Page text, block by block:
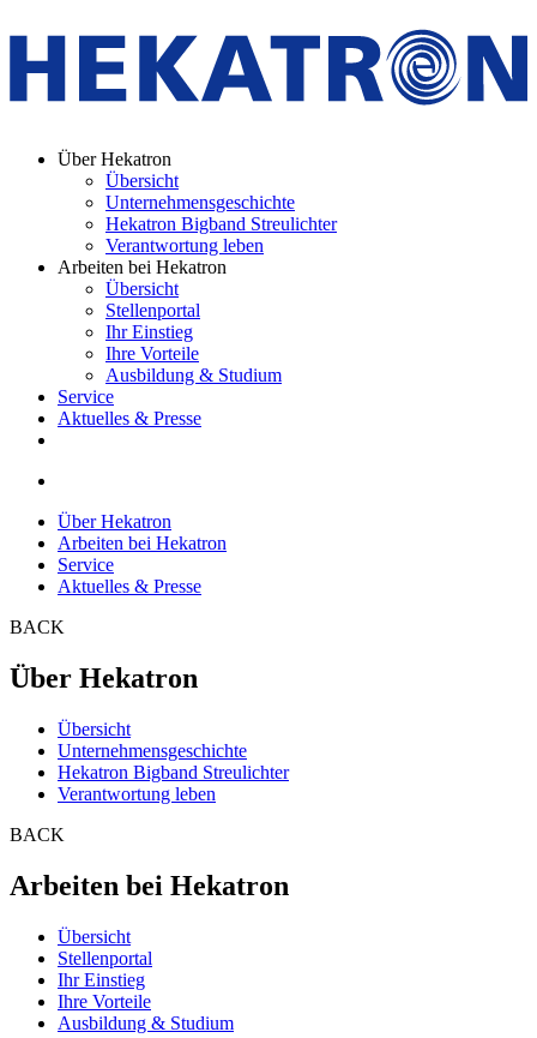
Über Hekatron
Übersicht
Unternehmensgeschichte
Hekatron Bigband Streulichter
Verantwortung leben
Arbeiten bei Hekatron
Übersicht
Stellenportal
Ihr Einstieg
Ihre Vorteile
Ausbildung & Studium
Service
Aktuelles & Presse
Über Hekatron
Arbeiten bei Hekatron
Service
Aktuelles & Presse
BACK
Über Hekatron
Übersicht
Unternehmensgeschichte
Hekatron Bigband Streulichter
Verantwortung leben
BACK
Arbeiten bei Hekatron
Übersicht
Stellenportal
Ihr Einstieg
Ihre Vorteile
Ausbildung & Studium